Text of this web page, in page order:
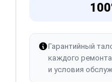
Гарантийный
каждого
и условия